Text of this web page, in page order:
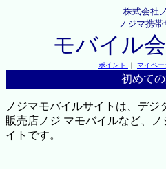
株式会社
ノジマ携帯
モバイル
ポイント ｜ マイペー
初めて
ノジマモバイルサイトは、デ
販売店ノジ マモバイルなど、
イトです。